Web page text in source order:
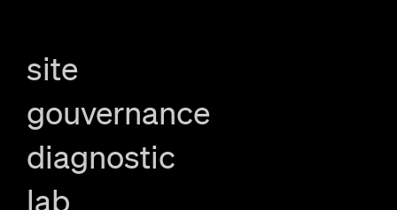
site
gouvernance
diagnostic
lab